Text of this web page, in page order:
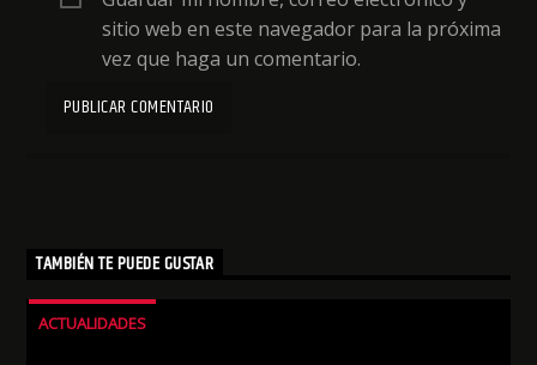
sitio web en este navegador para la próxima
vez que haga un comentario.
TAMBIÉN TE PUEDE GUSTAR
ACTUALIDADES